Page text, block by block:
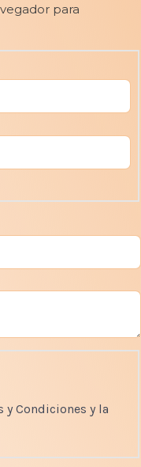
para
y Condiciones y la